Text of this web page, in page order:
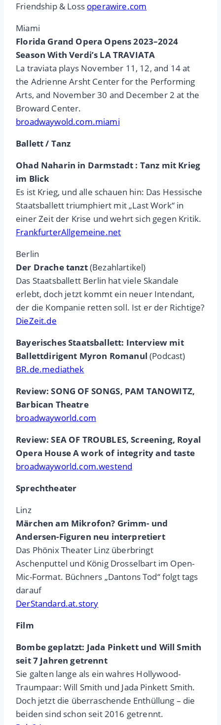
Friendship & Loss operawire.com
Miami
Florida Grand Opera Opens 2023–2024
Season With Verdi’s LA TRAVIATA
La traviata plays November 11, 12, and 14 at
the Adrienne Arsht Center for the Performing
Arts, and November 30 and December 2 at the
Broward Center.
broadwaywold.com.miami
Ballett / Tanz
Ohad Naharin in Darmstadt : Tanz mit Krieg
im Blick
Es ist Krieg, und alle schauen hin: Das Hessische
Staatsballett triumphiert mit „Last Work“ in
einer Zeit der Krise und wehrt sich gegen Kritik.
FrankfurterAllgemeine.net
Berlin
Der Drache tanzt(Bezahlartikel)
Das Staatsballett Berlin hat viele Skandale
erlebt, doch jetzt kommt ein neuer Intendant,
der die Kompanie retten soll. Ist er der Richtige?
DieZeit.de
Bayerisches Staatsballett: Interview mit
Ballettdirigent Myron Romanul (Podcast)
BR.de.mediathek
Review: SONG OF SONGS, PAM TANOWITZ,
Barbican Theatre
broadwayworld.com
Review: SEA OF TROUBLES, Screening, Royal
Opera House A work of integrity and taste
broadwayworld.com.westend
Sprechtheater
Linz
Märchen am Mikrofon? Grimm- und
Andersen-Figuren neu interpretiert
Das Phönix Theater Linz überbringt
Aschenputtel und König Drosselbart im Open-
Mic-Format. Büchners „Dantons Tod“ folgt tags
darauf
DerStandard.at.story
Film
Bombe geplatzt: Jada Pinkett und Will Smith
seit 7 Jahren getrennt
Sie galten lange als ein wahres Hollywood-
Traumpaar: Will Smith und Jada Pinkett Smith.
Doch jetzt die überraschende Enthüllung – die
beiden sind schon seit 2016 getrennt.